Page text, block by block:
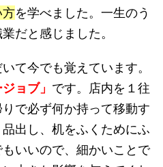
方を学べました。一生のう
だと感じました。
て今でも覚えています。
ョブ」 です。店内を１往
で必ず何か持って移動す
出し、机をふくためにふ
いいので、細かいことで